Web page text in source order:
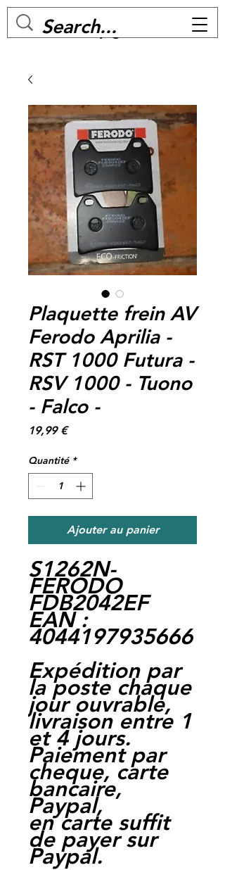
MC BIKE Perpignan
Plaquette frein AV
Ferodo Aprilia -
RST 1000 Futura -
RSV 1000 - Tuono
- Falco -
19,99 €Prix
Quantité *
Ajouter au panier
S1262N-
FERODO
FDB2042EF
EAN :
4044197935666
Expédition par
la poste chaque
jour ouvrable,
livraison entre 1
et 4 jours.
Paiement par
cheque, carte
bancaire,
Paypal,
en carte suffit
de payer sur
Paypal.